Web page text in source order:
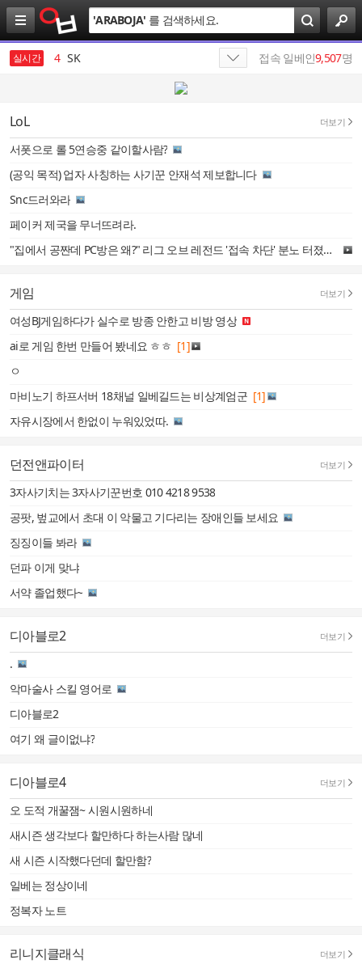
검
색
'ARABOJA' 를 검색하세요.
실시간
3 성인만화
4 SK
7
HBM
8 SK텔레콤
9 SKT
접속 일베인9,507명
LoL 더보기
서폿으로 롤 5연승중 같이할사람?
(공익 목적) 업자 사칭하는 사기꾼 안재석 제보합니다
Snc드러와라
페이커 제국을 무너뜨려라.
"집에서 공짠데 PC방은 왜?" 리그 오브 레전드 '접속 차단' 분노 터졌다 / SBS 8뉴스
게임 더보기
여성BJ게임하다가 실수로 방종 안한고 비방 영상
[1]
ai로 게임 한번 만들어 봤네요 ㅎㅎ
ㅇ
[1]
마비노기 하프서버 18채널 일베길드는 비상계엄군
자유시장에서 한없이 누워있었따.
던전앤파이터 더보기
3자사기치는 3자사기꾼번호 010 4218 9538
공팟, 벞교에서 초대 이 악물고 기다리는 장애인들 보세요
징징이들 봐라
던파 이게 맞냐
서약 졸업했다~
디아블로2 더보기
.
악마술사 스킬 영어로
디아블로2
여기 왜 글이없냐?
디아블로4 더보기
오 도적 개꿀잼~ 시원시원하네
새시즌 생각보다 할만하다 하는사람 많네
새 시즌 시작했다던데 할만함?
일베는 정상이네
정복자 노트
리니지클래식 더보기